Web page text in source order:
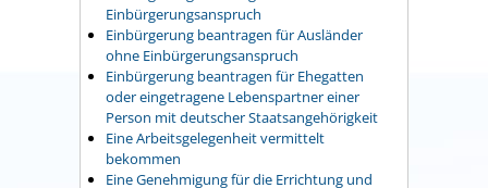
Einbürgerungsanspruch
Einbürgerung beantragen für Ausländer
ohne Einbürgerungsanspruch
Einbürgerung beantragen für Ehegatten
oder eingetragene Lebenspartner einer
Person mit deutscher Staatsangehörigkeit
Eine Arbeitsgelegenheit vermittelt
bekommen
Eine Genehmigung für die Errichtung und